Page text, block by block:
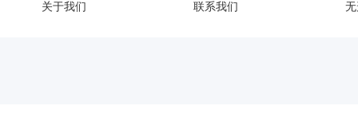
关于我们 联系我们